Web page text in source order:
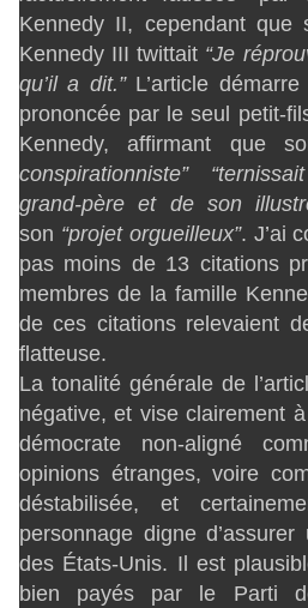
Kennedy II, cependant que
Kennedy III twittait “Je
qu’il a dit.” L’article
prononcée par le seul petit-
Kennedy, affirmant que
conspirationniste”
grand-père et de son
son “projet orgueilleux”. J’ai
pas moins de 13 citations
membres de la famille
de ces citations relevaient
flatteuse.
La tonalité générale de
négative, et vise clairement
démocrate non-aligné
opinions étranges, voire
déstabilisée, et
personnage digne
des États-Unis. Il est
bien payés par le Parti